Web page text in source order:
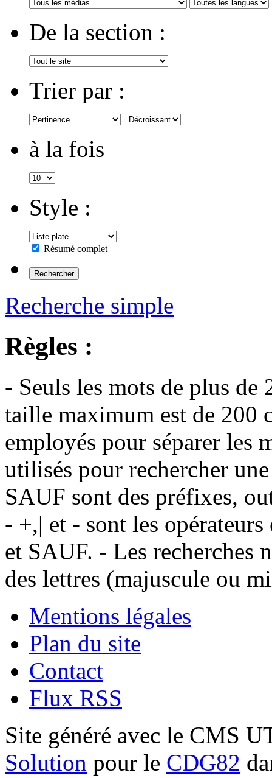
De la section :
Trier par :
à la fois
Style :
Résumé complet
Recherche simple
Règles :
- Seuls les mots de plus de
taille maximum est de 200
employés pour séparer les
utilisés pour rechercher
SAUF sont des préfixes,
- +,| et - sont les
et SAUF. - Les recherches
des lettres (majuscule ou
Mentions légales
Plan du site
Contact
Flux RSS
Site généré avec le CMS
Solution pour le CDG82